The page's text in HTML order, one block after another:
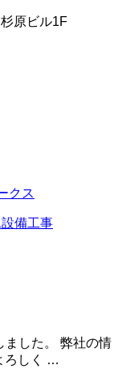
原ビル1F
クス
備工事
ました。 弊社の情
ろしく …